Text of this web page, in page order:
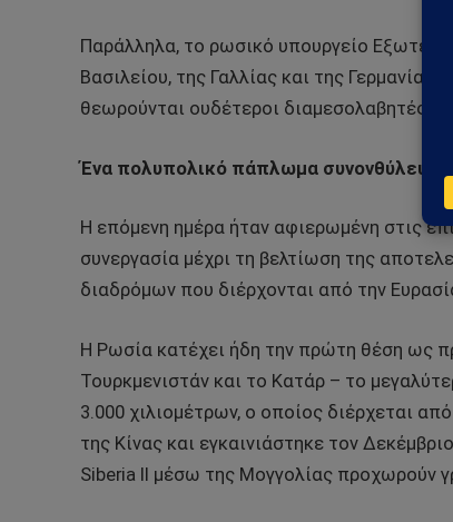
Παράλληλα, το ρωσικό υπουργείο
Βασιλείου, της Γαλλίας και της Γερμανίας
θεωρούνται ουδέτεροι διαμεσολαβητές.
Ένα πολυπολικό πάπλωμα συνονθύλευμα
Η επόμενη ημέρα ήταν αφιερωμένη στις
συνεργασία μέχρι τη βελτίωση της
διαδρόμων που διέρχονται από την
Η Ρωσία κατέχει ήδη την πρώτη θέση ως
Τουρκμενιστάν και το Κατάρ – το
3.000 χιλιομέτρων, ο οποίος διέρχεται
της Κίνας και εγκαινιάστηκε τον
Siberia II μέσω της Μογγολίας προχωρούν